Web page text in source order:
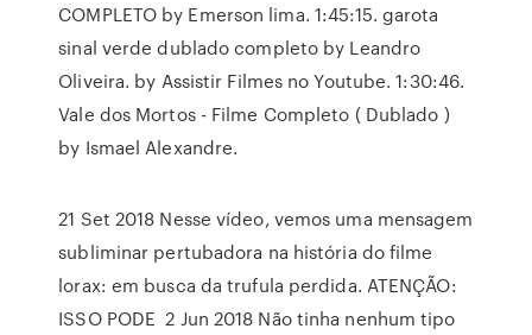
COMPLETO by Emerson lima. 1:45:15. garota
sinal verde dublado completo by Leandro
Oliveira. by Assistir Filmes no Youtube. 1:30:46.
Vale dos Mortos - Filme Completo ( Dublado )
by Ismael Alexandre.
21 Set 2018 Nesse vídeo, vemos uma mensagem
subliminar pertubadora na história do filme
lorax: em busca da trufula perdida. ATENÇÃO:
ISSO PODE 2 Jun 2018 Não tinha nenhum tipo